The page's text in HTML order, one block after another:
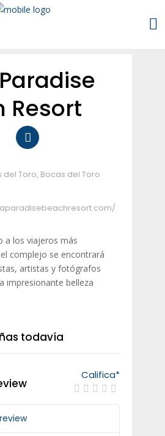
Resort
del Toro, Bocas del Toro
a los viajeros más
complejo se encontrará
artistas y fotógrafos
impresionante belleza
todavía
Califica*